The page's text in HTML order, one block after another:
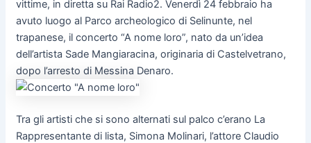
vittime, in diretta su Rai Radio2. Venerdì 24 febbraio ha
avuto luogo al Parco archeologico di Selinunte, nel
trapanese, il concerto “A nome loro”, nato da un’idea
dell’artista Sade Mangiaracina, originaria di Castelvetrano,
dopo l’arresto di Messina Denaro.
Tra gli artisti che si sono alternati sul palco c’erano La
Rappresentante di lista, Simona Molinari, l’attore Claudio